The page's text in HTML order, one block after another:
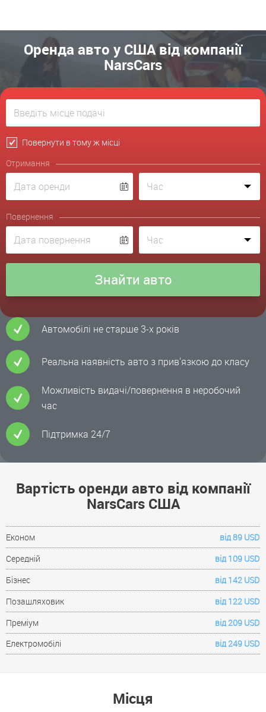
Оренда авто у США від компанії
NarsCars
Повернути в тому ж місці
Отримання
Повернення
Автомобілі не старше 3-х років
Реальна наявність авто з прив'язкою до класу
Можливість видачі/повернення в неробочий
час
Підтримка 24/7
Вартість оренди авто від компанії
NarsCars США
Економ
від 89 USD
Середній
від 109 USD
Бізнес
від 142 USD
Позашляховик
від 122 USD
Преміум
від 209 USD
Електромобілі
від 249 USD
Місця